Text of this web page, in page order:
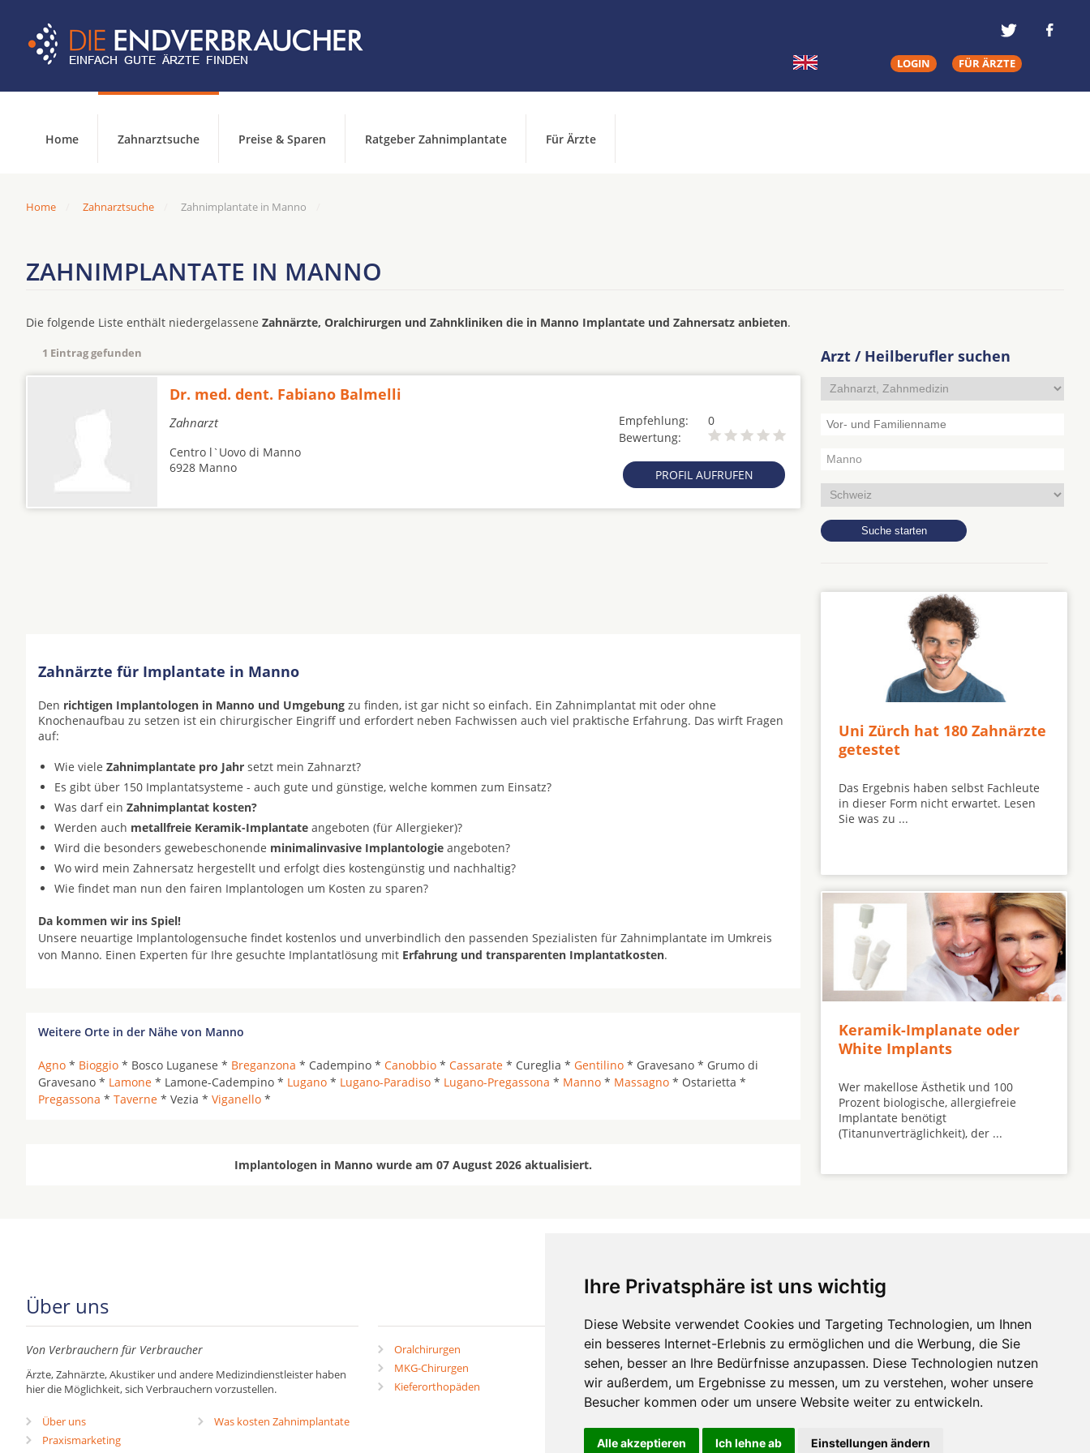
Ihre Privatsphäre ist uns wichtig
Diese Website verwendet Cookies und Targeting Technologien, um Ihnen
ein besseres Internet-Erlebnis zu ermöglichen und die Werbung, die Sie
sehen, besser an Ihre Bedürfnisse anzupassen. Diese Technologien nutzen
wir außerdem, um Ergebnisse zu messen, um zu verstehen, woher unsere
Besucher kommen oder um unsere Website weiter zu entwickeln.
Alle akzeptieren Ich lehne ab Einstellungen ändern
LOGIN FÜR ÄRZTE
Home Zahnarztsuche Preise & Sparen Ratgeber Zahnimplantate Für Ärzte
Home Zahnarztsuche Zahnimplantate in Manno
ZAHNIMPLANTATE IN MANNO
Die folgende Liste enthält niedergelassene Zahnärzte, Oralchirurgen und Zahnkliniken die in Manno Implantate und Zahnersatz anbieten.
1 Eintrag gefunden
Dr. med. dent. Fabiano Balmelli
Zahnarzt Empfehlung:
0
Bewertung:
PROFIL AUFRUFEN
Centro l`Uovo di Manno
6928 Manno
Zahnärzte für Implantate in Manno
Den richtigen Implantologen in Manno und Umgebung zu finden, ist gar nicht so einfach. Ein Zahnimplantat mit oder ohne
Knochenaufbau zu setzen ist ein chirurgischer Eingriff und erfordert neben Fachwissen auch viel praktische Erfahrung. Das wirft Fragen
auf:
Wie viele Zahnimplantate pro Jahr setzt mein Zahnarzt?
Es gibt über 150 Implantatsysteme - auch gute und günstige, welche kommen zum Einsatz?
Was darf ein Zahnimplantat kosten?
Werden auch metallfreie Keramik-Implantate angeboten (für Allergieker)?
Wird die besonders gewebeschonende minimalinvasive Implantologie angeboten?
Wo wird mein Zahnersatz hergestellt und erfolgt dies kostengünstig und nachhaltig?
Wie findet man nun den fairen Implantologen um Kosten zu sparen?
Da kommen wir ins Spiel!
Unsere neuartige Implantologensuche findet kostenlos und unverbindlich den passenden Spezialisten für Zahnimplantate im Umkreis
von Manno. Einen Experten für Ihre gesuchte Implantatlösung mit Erfahrung und transparenten Implantatkosten.
Weitere Orte in der Nähe von Manno
Agno * Bioggio * Bosco Luganese * Breganzona * Cadempino * Canobbio * Cassarate * Cureglia * Gentilino * Gravesano * Grumo di
Gravesano * Lamone * Lamone-Cadempino * Lugano * Lugano-Paradiso * Lugano-Pregassona * Manno * Massagno * Ostarietta *
Pregassona * Taverne * Vezia * Viganello *
Implantologen in Manno wurde am 07 August 2026 aktualisiert.
Arzt / Heilberufler suchen
Uni Zürch hat 180 Zahnärzte
getestet
Das Ergebnis haben selbst Fachleute
in dieser Form nicht erwartet. Lesen
Sie was zu ...
Keramik-Implanate oder
White Implants
Wer makellose Ästhetik und 100
Prozent biologische, allergiefreie
Implantate benötigt
(Titanunverträglichkeit), der ...
Über uns
Von Verbrauchern für Verbraucher
Ärzte, Zahnärzte, Akustiker und andere Medizindienstleister haben
hier die Möglichkeit, sich Verbrauchern vorzustellen.
Über uns
Praxismarketing
Was kosten Zahnimplantate
mehr ...
Oralchirurgen
MKG-Chirurgen
Kieferorthopäden
Zahnärzte in Städten
Zahnärzte in Stadtteilen
Hörgeräte
Zahnarztsuche
die-
zahnarztempfehlung.com
die-endverbraucher.com